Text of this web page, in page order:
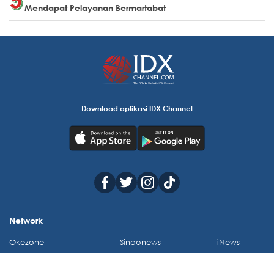
Mendapat Pelayanan Bermartabat
Download aplikasi IDX Channel
Network
Okezone Sindonews iNews